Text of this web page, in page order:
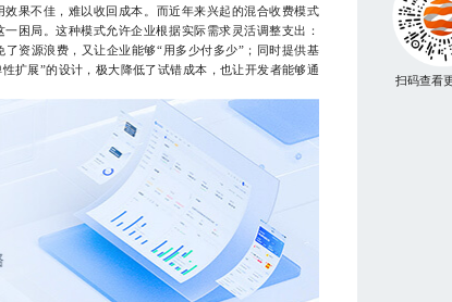
果不佳，难以收回成本。而近年来兴起的混合收费模式
困局。这种模式允许企业根据实际需求灵活调整支出：
资源浪费，又让企业能够“用多少付多少”；同时提供基
扩展”的设计，极大降低了试错成本，也让开发者能够通
扫码查看